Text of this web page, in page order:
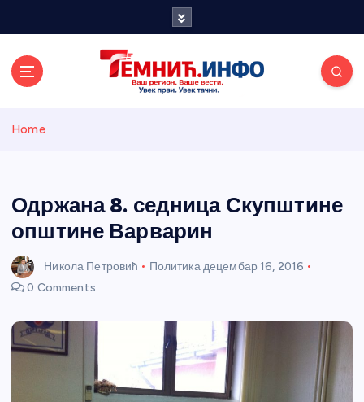
и портал
Home
Одржана 8. седница Скупштине
општине Варварин
Никола Петровић Политикадецембар 16, 2016
0 Comments